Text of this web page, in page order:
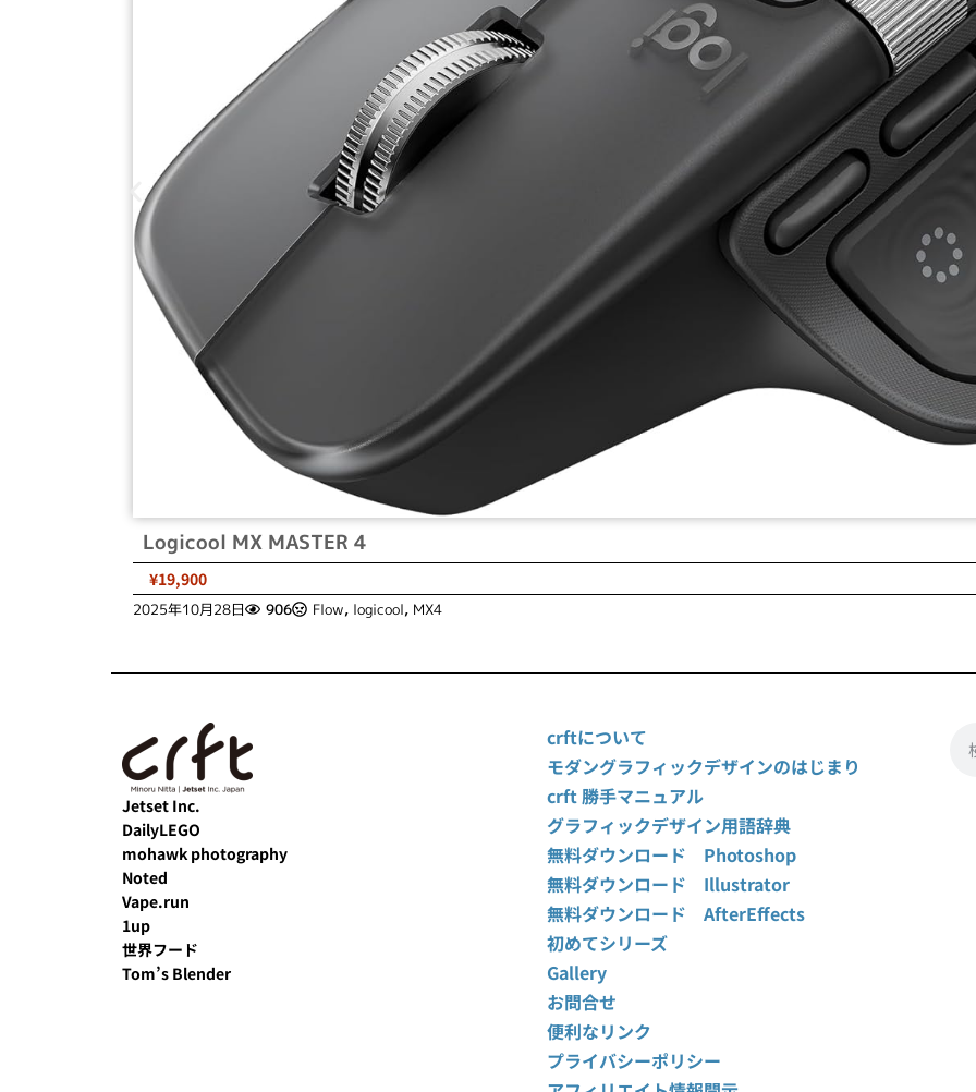
Logicool MX MASTER 4
¥19,900
2025年10月28日 906 Flow, logicool, MX4
Jetset Inc.
DailyLEGO
mohawk photography
Noted
Vape.run
1up
世界フード
Tom’s Blender
crftについて
モダングラフィックデザインのはじまり
crft 勝手マニュアル
グラフィックデザイン用語辞典
無料ダウンロード Photoshop
無料ダウンロード Illustrator
無料ダウンロード AfterEffects
初めてシリーズ
Gallery
お問合せ
便利なリンク
プライバシーポリシー